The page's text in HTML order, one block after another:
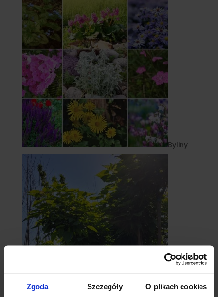
Zgoda Szczegóły O plikach cookies
Byliny